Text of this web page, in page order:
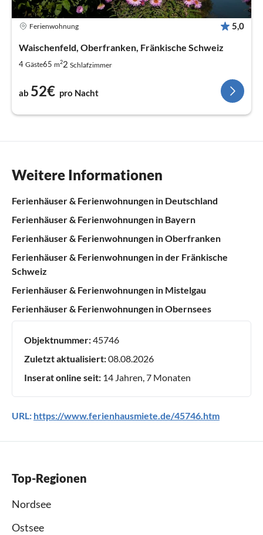
Ferienwohnung 5,0
Waischenfeld, Oberfranken, Fränkische Schweiz
4 Gäste65 m22 Schlafzimmer
ab 52€ pro Nacht
Weitere Informationen
Ferienhäuser & Ferienwohnungen in Deutschland
Ferienhäuser & Ferienwohnungen in Bayern
Ferienhäuser & Ferienwohnungen in Oberfranken
Ferienhäuser & Ferienwohnungen in der Fränkische
Schweiz
Ferienhäuser & Ferienwohnungen in Mistelgau
Ferienhäuser & Ferienwohnungen in Obernsees
Objektnummer:45746
Zuletzt aktualisiert:08.08.2026
Inserat online seit: 14 Jahren, 7 Monaten
URL: https://www.ferienhausmiete.de/45746.htm
Top-Regionen
Nordsee
Ostsee